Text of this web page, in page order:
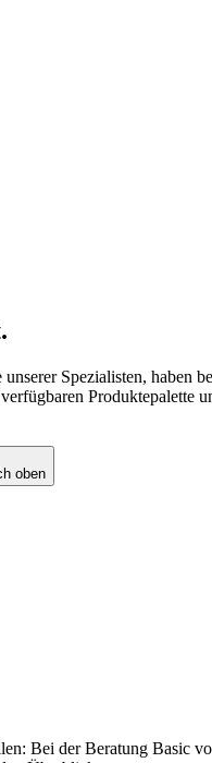
Spezialisten, haben
Produktepalette
Bei der Beratung Basic